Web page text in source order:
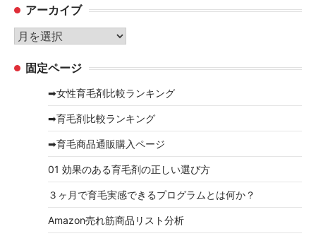
ゴ
リ
ー
アーカイブ
ア
カ 固定ページ
➡女性育毛剤比較ランキング
➡育毛剤比較ランキング
➡育毛商品通販購入ページ
01 効果のある育毛剤の正しい選び方
３ヶ月で育毛実感できるプログラムとは何か？
Amazon売れ筋商品リスト分析